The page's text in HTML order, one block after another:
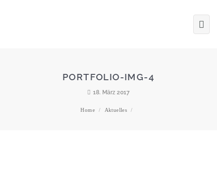
PORTFOLIO-IMG-4
18. März 2017
Home / Aktuelles /